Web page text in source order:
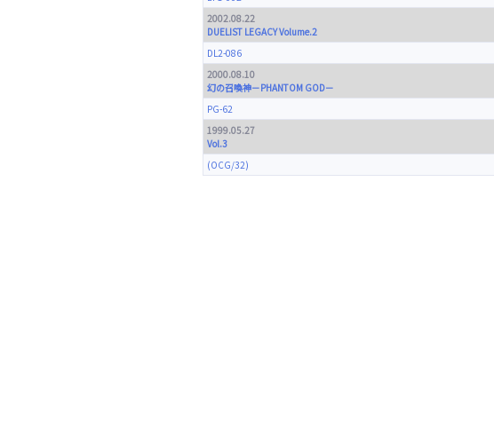
2002.08.22
DUELIST LEGACY Volume.2
DL2-086
2000.08.10
幻の召喚神－PHANTOM GOD－
PG-62
1999.05.27
Vol.3
(OCG/32)